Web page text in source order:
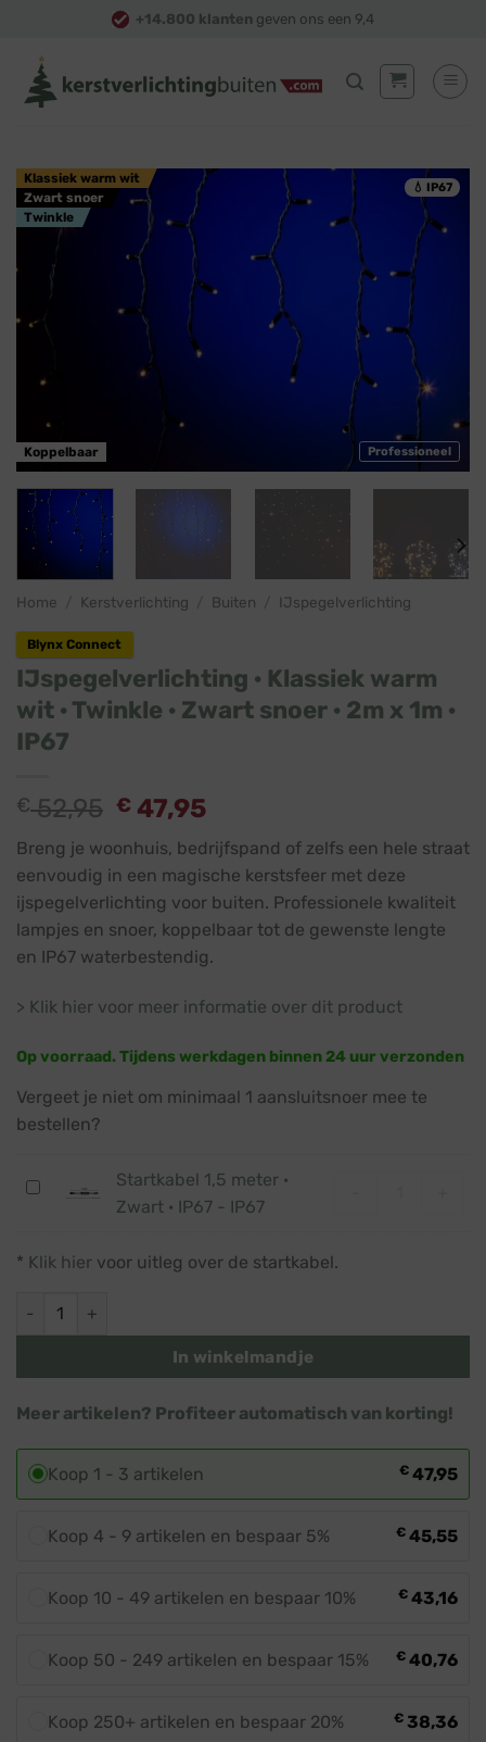
content
+14.800 klanten geven ons een 9,4
💧 IP67
Professioneel
Klassiek warm wit
Zwart snoer
Twinkle
Koppelbaar
Home Kerstverlichting Buiten IJspegelverlichting
Blynx Connect
IJspegelverlichting · Klassiek warm
wit · Twinkle · Zwart snoer · 2m x 1m ·
IP67
€52,95 € 47,95
Breng je woonhuis, bedrijfspand of zelfs een hele straat
eenvoudig in een magische kerstsfeer met deze
ijspegelverlichting voor buiten. Professionele kwaliteit
lampjes en snoer, koppelbaar tot de gewenste lengte
en IP67 waterbestendig.
> Klik hier voor meer informatie over dit product
Op voorraad. Tijdens werkdagen binnen 24 uur verzonden
Vergeet je niet om minimaal 1 aansluitsnoer mee te
bestellen?
Startkabel
·
IP67
Startkabel 1,5 meter ·
Zwart · IP67 - IP67
* Klik hier voor uitleg over de startkabel.
IJspegelverlichting · Klassiek warm wit · Twinkle · Zwart
In winkelmandje
Meer artikelen? Profiteer automatisch van korting!
Koop 1 - 3 artikelen € 47,95
Koop 4 - 9 artikelen en bespaar 5% € 45,55
Koop 10 - 49 artikelen en bespaar 10% € 43,16
Koop 50 - 249 artikelen en bespaar 15% € 40,76
Koop 250+ artikelen en bespaar 20% € 38,36